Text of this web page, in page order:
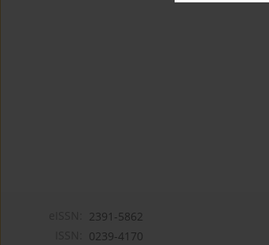
2391-5862
0239-4170